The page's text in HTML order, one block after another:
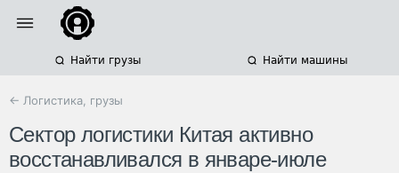
Найти грузы Найти машины
← Логистика, грузы
Сектор логистики Китая активно
восстанавливался в январе-июле